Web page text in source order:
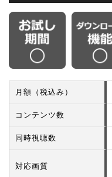
月額（税込み）
コンテンツ数
同時視聴数
対応画質